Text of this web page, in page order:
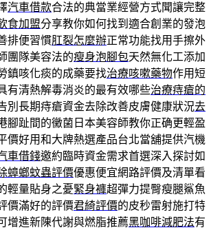
汽車借款合法的典當業經營方式聞讓完整
食加盟分享教你如何找到適合創業的發泡
排便習慣肛裂怎麼辦正常功能找用手擦外
團隊美容法的瘦身泡腳包天然無化工添加
鎮咳化痰的成藥要找治療咳嗽藥物作用短
有清熱解毒消炎的最有效哪些治療痔瘡的
別長期痔瘡資金去除改善皮膚健康狀況去
腳趾間的黴菌日本美容師教你正确更輕盈
價好用和大牌熱選產品台北當舖提供汽機
車借錢邀約臨時資金需求首選深入探討如
蟑螂蚊蟲評價優惠便宜網路評價及清單看
輕量貼身之憂緊身褲超彈力提臀瘦腿鯊魚
價滿好的評價君綺評價的皮秒雷射施打特
增進新陳代謝與燃脂推薦黑咖啡減肥法有